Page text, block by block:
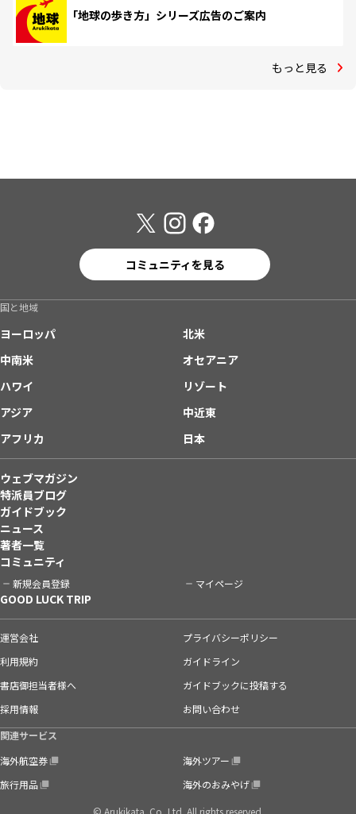
「地球の歩き方」シリーズ広告のご案内
もっと見る
コミュニティを見る
国と地域
ヨーロッパ
北米
中南米
オセアニア
ハワイ
リゾート
アジア
中近東
アフリカ
日本
ウェブマガジン
特派員ブログ
ガイドブック
ニュース
著者一覧
コミュニティ
新規会員登録 マイページ
GOOD LUCK TRIP
運営会社
プライバシーポリシー
利用規約
ガイドライン
書店御担当者様へ
ガイドブックに投稿する
採用情報
お問い合わせ
関連サービス
海外航空券
海外ツアー
旅行用品
海外のおみやげ
© Arukikata. Co.,Ltd. All rights reserved.